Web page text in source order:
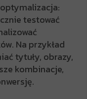
testować
Na przykład
tytuły, obrazy,
kombinacje,